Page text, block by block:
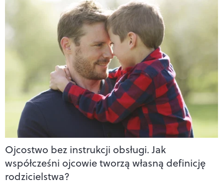
Ojcostwo bez instrukcji obsługi. Jak
współcześni ojcowie tworzą własną definicję
rodzicielstwa?